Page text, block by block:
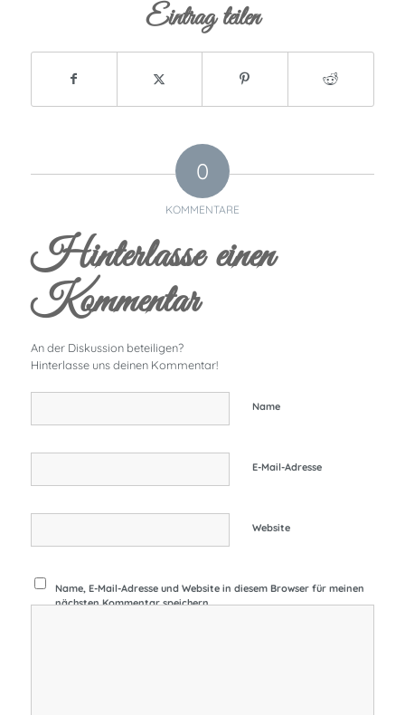
Eintrag teilen
0
KOMMENTARE
Hinterlasse einen
Kommentar
An der Diskussion beteiligen?
Hinterlasse uns deinen Kommentar!
Name
E-Mail-Adresse
Website
Name, E-Mail-Adresse und Website in diesem Browser für meinen
nächsten Kommentar speichern.